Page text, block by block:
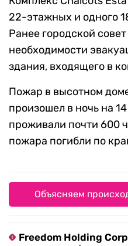
22-этажных и одного
Ранее городской
необходимости
здания, входящего в
Пожар в высотном
произошел в ночь на
проживали почти 600
пожара погибли по
Объясняем
Freedom Holding